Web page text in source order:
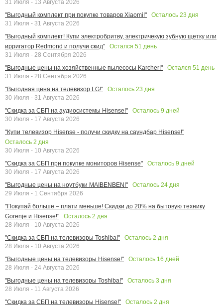
31 Июля - 13 Августа 2026
"Выгодный комплект при покупке товаров Xiaomi!"
Осталось 23 дня
31 Июля - 31 Августа 2026
"Выгодный комплект! Купи электробритву, электричекую зубную щетку или
ирригатор Redmond и получи скид"
Остался 51 день
31 Июля - 28 Сентября 2026
"Выгодные цены на хозяйственные пылесосы Karcher!"
Остался 51 день
31 Июля - 28 Сентября 2026
"Выгодная цена на телевизор LG!"
Осталось 23 дня
30 Июля - 31 Августа 2026
"Скидка за СБП на аудиосистемы Hisense!"
Осталось 9 дней
30 Июля - 17 Августа 2026
"Купи телевизор Hisense - получи скидку на саундбар Hisense!"
Осталось 2 дня
30 Июля - 10 Августа 2026
"Скидка за СБП при покупке мониторов Hisense"
Осталось 9 дней
30 Июля - 17 Августа 2026
"Выгодные цены на ноутбуки MAIBENBEN!"
Осталось 24 дня
29 Июля - 1 Сентября 2026
"Покупай больше – плати меньше! Скидки до 20% на бытовую технику
Gorenje и Hisense!"
Осталось 2 дня
28 Июля - 10 Августа 2026
"Скидка за СБП на телевизоры Toshiba!"
Осталось 2 дня
28 Июля - 10 Августа 2026
"Выгодные цены на телевизоры Hisense!"
Осталось 16 дней
28 Июля - 24 Августа 2026
"Выгодные цены на телевизоры Toshiba!"
Осталось 3 дня
28 Июля - 11 Августа 2026
"Скидка за СБП на телевизоры Hisense!"
Осталось 2 дня